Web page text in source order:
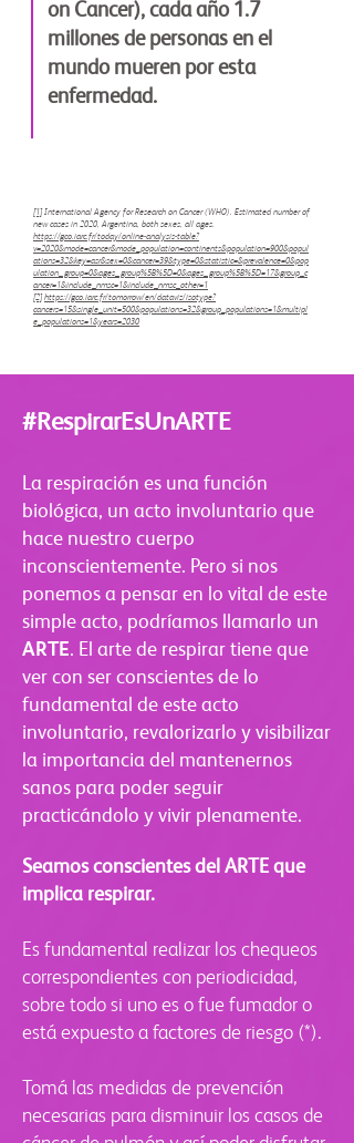
on Cancer), cada año 1.7
millones de personas en el
mundo mueren por esta
enfermedad.
[1]
International Agency for Research on Cancer (WHO). Estimated number of
new cases in 2020, Argentina, both sexes, all ages.
https://gco.iarc.fr/today/online-analysis-table?
v=2020&mode=cancer&mode_population=continents&population=900&popul
ations=32&key=asr&sex=0&cancer=39&type=0&statistic=&prevalence=0&pop
ulation_group=0&ages_group%5B%5D=0&ages_group%5B%5D=17&group_c
ancer=1&include_nmsc=1&include_nmsc_other=1
[2] https://gco.iarc.fr/tomorrow/en/dataviz/isotype?
cancers=15&single_unit=500&populations=32&group_populations=1&multipl
e_populations=1&years=2030
#RespirarEsUnARTE
La respiración es una función
biológica, un acto involuntario que
hace nuestro cuerpo
inconscientemente. Pero si nos
ponemos a pensar en lo vital de este
simple acto, podríamos llamarlo un
ARTE. El arte de respirar tiene que
ver con ser conscientes de lo
fundamental de este acto
involuntario, revalorizarlo y visibilizar
la importancia del mantenernos
sanos para poder seguir
practicándolo y vivir plenamente.
Seamos conscientes del ARTE que
implica respirar.
Es fundamental realizar los chequeos
correspondientes con periodicidad,
sobre todo si uno es o fue fumador o
está expuesto a factores de riesgo (*).
Tomá las medidas de prevención
necesarias para disminuir los casos de